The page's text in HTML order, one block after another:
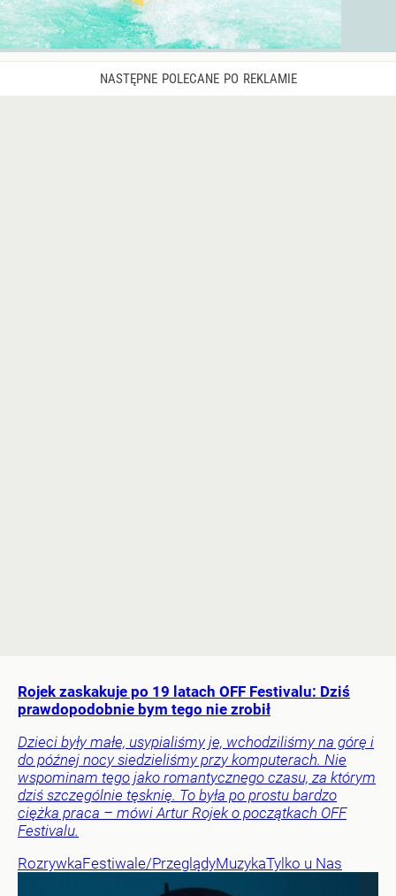
Rojek zaskakuje po 19 latach OFF Festivalu: Dziś
prawdopodobnie bym tego nie zrobił
Dzieci były małe, usypialiśmy je, wchodziliśmy na górę i
do późnej nocy siedzieliśmy przy komputerach. Nie
wspominam tego jako romantycznego czasu, za którym
dziś szczególnie tęsknię. To była po prostu bardzo
ciężka praca – mówi Artur Rojek o początkach OFF
Festivalu.
RozrywkaFestiwale/PrzeglądyMuzykaTylko u Nas